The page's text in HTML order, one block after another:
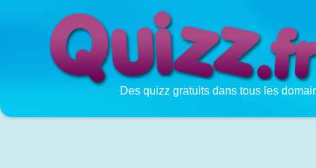
Des quizz gratuits dans tous les